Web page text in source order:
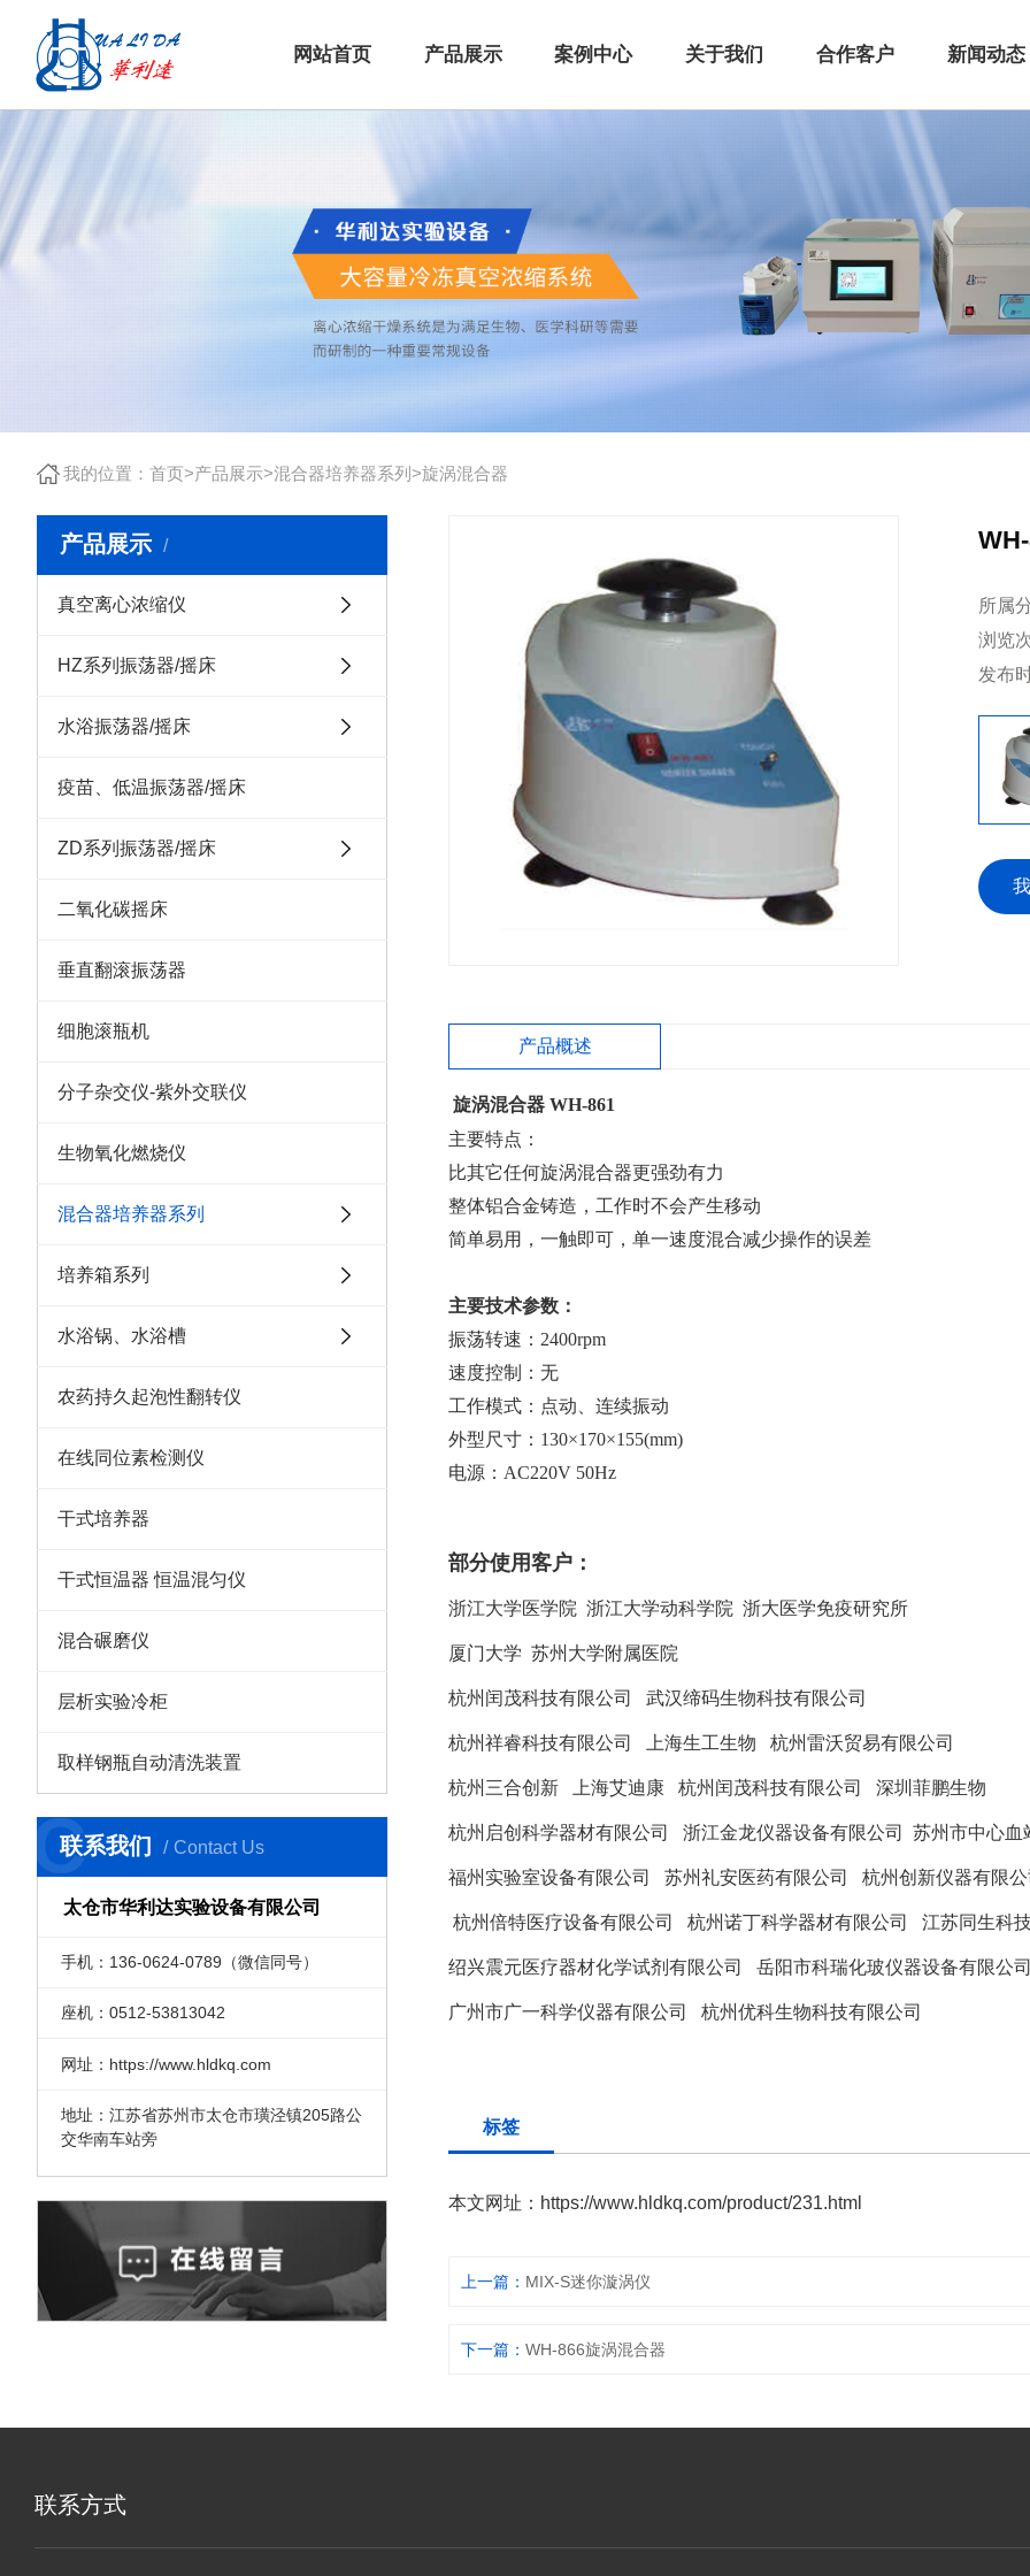
网站首页 产品展示 案例中心 关于我们 合作客户 新闻动态
我的位置：首页>产品展示>混合器培养器系列>旋涡混合器
产品展示
真空离心浓缩仪
HZ系列振荡器/摇床
水浴振荡器/摇床
疫苗、低温振荡器/摇床
ZD系列振荡器/摇床
二氧化碳摇床
垂直翻滚振荡器
细胞滚瓶机
分子杂交仪-紫外交联仪
生物氧化燃烧仪
混合器培养器系列
培养箱系列
水浴锅、水浴槽
农药持久起泡性翻转仪
在线同位素检测仪
干式培养器
干式恒温器 恒温混匀仪
混合碾磨仪
层析实验冷柜
取样钢瓶自动清洗装置
联系我们 Contact Us
C
太仓市华利达实验设备有限公司
手机：136-0624-0789（微信同号）
座机：0512-53813042
网址：https://www.hldkq.com
地址：江苏省苏州市太仓市璜泾镇205路公
交华南车站旁
所属
浏览
发布
产品概述
旋涡混合器 WH-861
主要特点：
比其它任何旋涡混合器更强劲有力
整体铝合金铸造，工作时不会产生移动
简单易用，一触即可，单一速度混合减少操作的误差
主要技术参数：
振荡转速：2400rpm
速度控制：无
工作模式：点动、连续振动
外型尺寸：130×170×155(mm)
电源：AC220V 50Hz
部分使用客户：
浙江大学医学院 浙江大学动科学院 浙大医学免疫研究所
厦门大学 苏州大学附属医院
杭州闰茂科技有限公司 武汉缔码生物科技有限公司
杭州祥睿科技有限公司 上海生工生物 杭州雷沃贸易有限公司
杭州三合创新 上海艾迪康 杭州闰茂科技有限公司 深圳菲鹏生物
杭州启创科学器材有限公司 浙江金龙仪器设备有限公司 苏州市中心血
福州实验室设备有限公司 苏州礼安医药有限公司 杭州创新仪器有限
杭州倍特医疗设备有限公司 杭州诺丁科学器材有限公司 江苏同生科
绍兴震元医疗器材化学试剂有限公司 岳阳市科瑞化玻仪器设备有限公司
广州市广一科学仪器有限公司 杭州优科生物科技有限公司
标签
本文网址： https://www.hldkq.com/product/231.html
上一篇： MIX-S迷你漩涡仪
下一篇：WH-866旋涡混合器
联系方式